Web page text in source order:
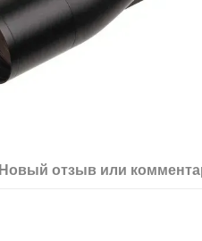
Новый отзыв или